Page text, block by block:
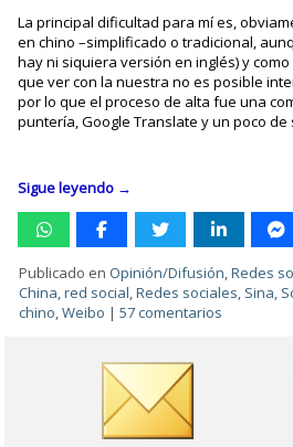
La principal dificultad para mí es,
en chino –simplificado o tradicional,
hay ni siquiera versión en inglés) y
que ver con la nuestra no es posible
por lo que el proceso de alta fue una
puntería, Google Translate y un poco de
Sigue leyendo →
Publicado en Opinión/Difusión,Redes
China,red social,Redes sociales, Sina,
chino,Weibo |57 comentarios